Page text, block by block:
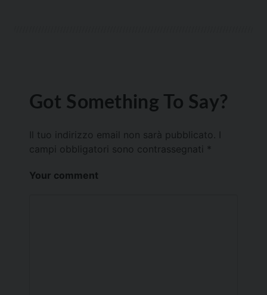
Got Something To Say?
Il tuo indirizzo email non sarà pubblicato.
campi obbligatori sono contrassegnati *
Your comment